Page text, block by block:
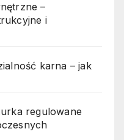
–
i
karna – jak
regulowane